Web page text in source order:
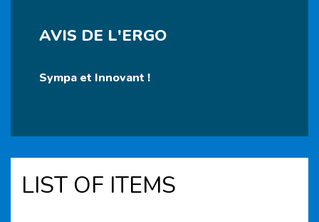
AVIS DE L'ERGO
Sympa et Innovant !
LIST OF ITEMS